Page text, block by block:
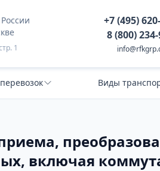
1
+7 (495)
8 (800)
Виды
включая